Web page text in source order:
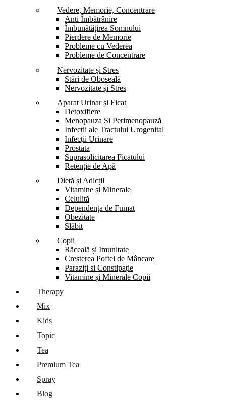
Vedere, Memorie, Concentrare
Anti Îmbătrânire
Îmbunătățirea Somnului
Pierdere de Memorie
Probleme cu Vederea
Probleme de Concentrare
Nervozitate și Stres
Stări de Oboseală
Nervozitate și Stres
Aparat Urinar și Ficat
Detoxifiere
Menopauza Și Perimenopauză
Infecții ale Tractului Urogenital
Infecții Urinare
Prostata
Suprasolicitarea Ficatului
Retenție de Apă
Dietă și Adicții
Vitamine și Minerale
Celulită
Dependența de Fumat
Obezitate
Slăbit
Copii
Răceală și Imunitate
Creșterea Poftei de Mâncare
Paraziți si Constipație
Vitamine și Minerale Copii
Therapy
Mix
Kids
Topic
Tea
Premium Tea
Spray
Blog